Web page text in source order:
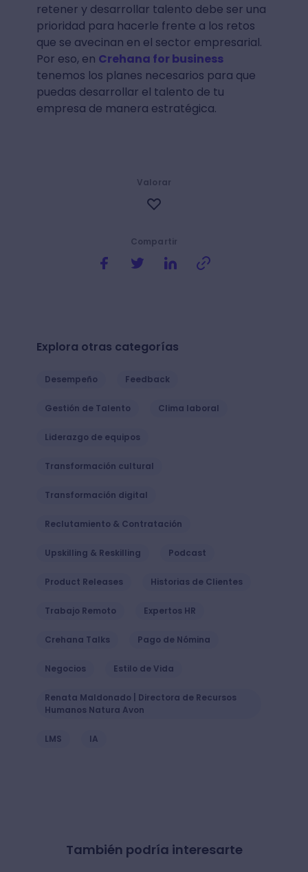
retener y desarrollar talento debe ser una
prioridad para hacerle frente a los retos
que se avecinan en el sector empresarial.
Por eso, en Crehana for business
tenemos los planes necesarios para que
puedas desarrollar el talento de tu
empresa de manera estratégica.
Compartir
Valorar
Explora otras categorías
Desempeño Feedback
Gestión de Talento Clima laboral
Liderazgo de equipos
Transformación cultural
Transformación digital
Reclutamiento & Contratación
Upskilling & Reskilling Podcast
Product Releases Historias de Clientes
Trabajo Remoto Expertos HR
Crehana Talks Pago de Nómina
Negocios Estilo de Vida
Renata Maldonado | Directora de Recursos
Humanos Natura Avon
LMS IA
También podría interesarte